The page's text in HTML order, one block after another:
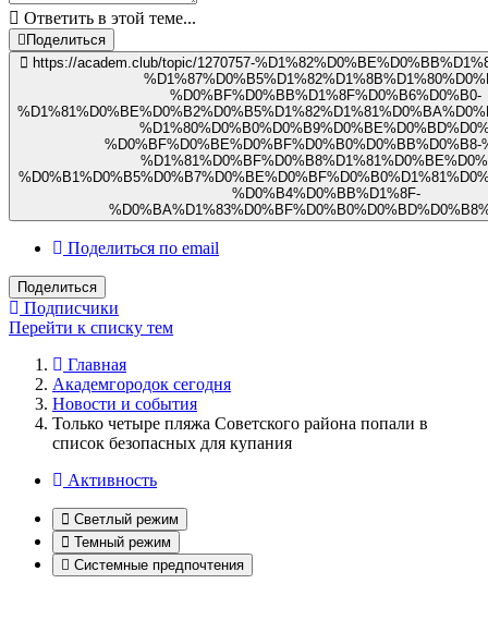
Ответить в этой теме...
Поделиться
https://academ.club/topic/1270757-
%D0%BF%D0%BB%D1%8F%D0%B6%D0%B0-
%D0%BF%D0%BE%D0%BF%D0%B0%D0%BB%D0%B8-
%D0%B4%D0%BB%D1%8F-
Поделиться по email
Поделиться
Подписчики
Перейти к списку тем
Главная
Академгородок сегодня
Новости и события
Только четыре пляжа Советского района попали в
список безопасных для купания
Активность
Светлый режим
Темный режим
Системные предпочтения